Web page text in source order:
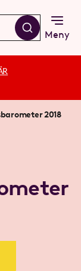
Meny
2018